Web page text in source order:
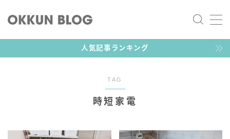
MENU
人気記事ランキング
TAG
時短家電